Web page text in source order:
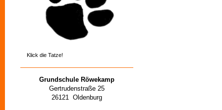
Klick die Tatze!
Grundschule Röwekamp
Gertrudenstraße 25
26121 Oldenburg